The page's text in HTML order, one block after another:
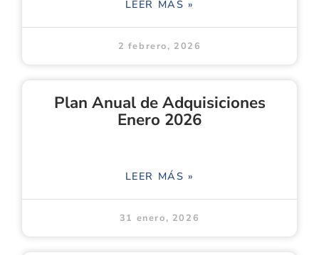
LEER MÁS »
2 febrero, 2026
Plan Anual de Adquisiciones
Enero 2026
LEER MÁS »
31 enero, 2026